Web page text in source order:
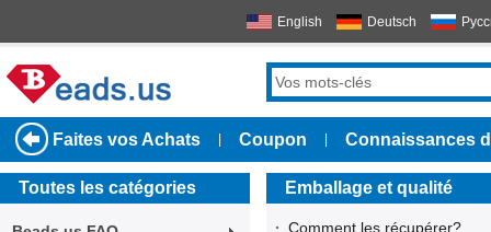
English Deutsch
Faites vos Achats Coupon Connaissances
Toutes les catégories Emballage et qualité
· Comment les récupérer?